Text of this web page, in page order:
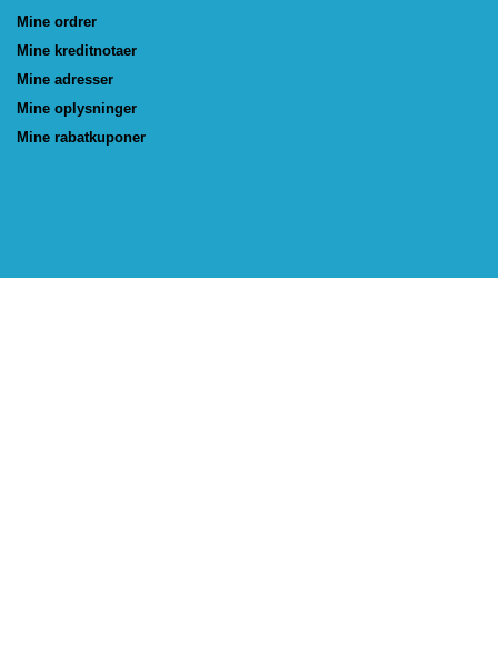
Mine ordrer
Mine kreditnotaer
Mine adresser
Mine oplysninger
Mine rabatkuponer